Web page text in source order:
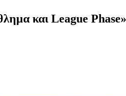
και League Phase»